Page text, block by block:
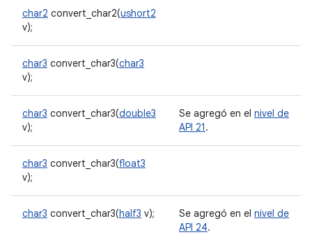
char2 convert_char2(ushort2
v);
char3 convert_char3(char3
v);
char3 convert_char3(double3
v);
Se agregó en el nivel de
API 21.
char3 convert_char3(float3
v);
char3 convert_char3(half3 v); Se agregó en el nivel de
API 24.